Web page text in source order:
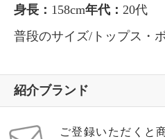
身長： 158cm年代： 20代
普段のサイズ/トップス・
紹介ブランド
ご登録いただくと